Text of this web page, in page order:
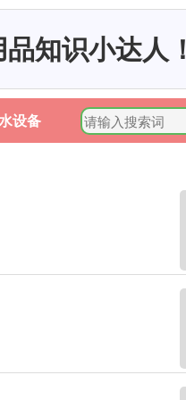
知识小达人！
设备